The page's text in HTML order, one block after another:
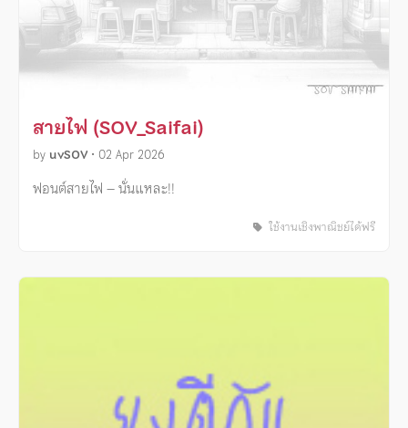
สายไฟ (SOV_Saifai)
by uvSOV • 02 Apr 2026
ฟอนต์สายไฟ – นั่นแหละ!!
ใช้งานเชิงพาณิชย์ได้ฟรี